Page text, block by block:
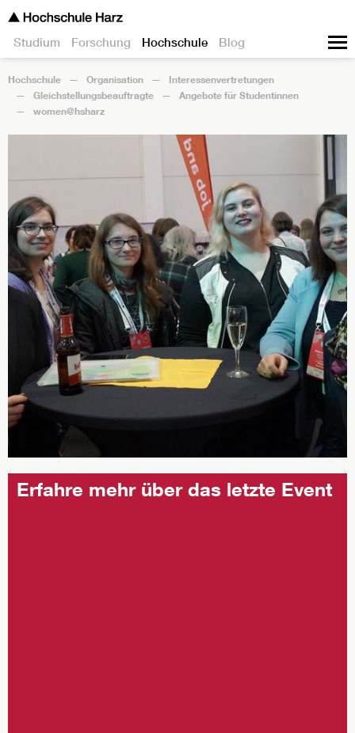
Studium Forschung Hochschule Blog
Hochschule Organisation
Interessenvertretungen
Gleichstellungsbeauftragte
Angebote für Studentinnen
women@hsharz
Erfahre mehr über das letzte Event